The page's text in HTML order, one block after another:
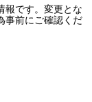
報です。変更とな
事前にご確認くだ